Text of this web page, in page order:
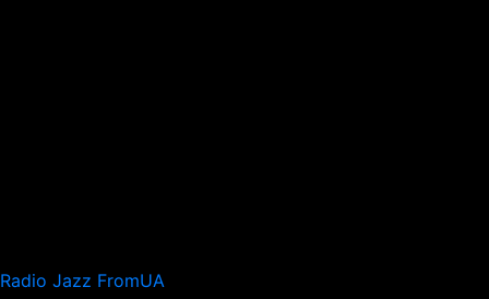
Radio Jazz FromUA